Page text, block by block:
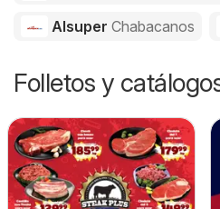
Alsuper Chabacanos
Folletos y